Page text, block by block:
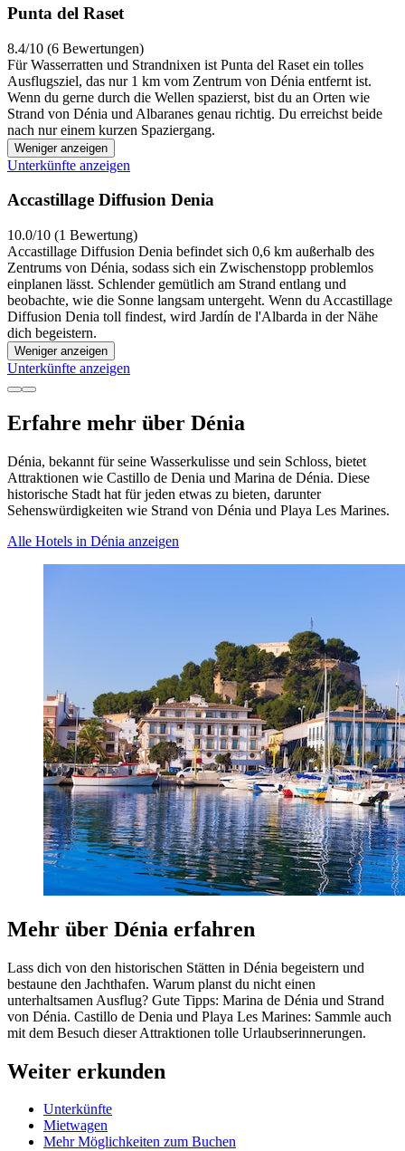
Punta del Raset
8.4/10 (6 Bewertungen)
Für Wasserratten und Strandnixen ist Punta del Raset ein tolles
Ausflugsziel, das nur 1 km vom Zentrum von Dénia entfernt ist.
Wenn du gerne durch die Wellen spazierst, bist du an Orten wie
Strand von Dénia und Albaranes genau richtig. Du erreichst beide
nach nur einem kurzen Spaziergang.
Weniger anzeigen
Unterkünfte anzeigen
Accastillage Diffusion Denia
10.0/10 (1 Bewertung)
Accastillage Diffusion Denia befindet sich 0,6 km außerhalb des
Zentrums von Dénia, sodass sich ein Zwischenstopp problemlos
einplanen lässt. Schlender gemütlich am Strand entlang und
beobachte, wie die Sonne langsam untergeht. Wenn du Accastillage
Diffusion Denia toll findest, wird Jardín de l'Albarda in der Nähe
dich begeistern.
Weniger anzeigen
Unterkünfte anzeigen
Erfahre mehr über Dénia
Dénia, bekannt für seine Wasserkulisse und sein Schloss, bietet
Attraktionen wie Castillo de Denia und Marina de Dénia. Diese
historische Stadt hat für jeden etwas zu bieten, darunter
Sehenswürdigkeiten wie Strand von Dénia und Playa Les Marines.
Alle Hotels in Dénia anzeigen
Mehr über Dénia erfahren
Lass dich von den historischen Stätten in Dénia begeistern und
bestaune den Jachthafen. Warum planst du nicht einen
unterhaltsamen Ausflug? Gute Tipps: Marina de Dénia und Strand
von Dénia. Castillo de Denia und Playa Les Marines: Sammle auch
mit dem Besuch dieser Attraktionen tolle Urlaubserinnerungen.
Weiter erkunden
Unterkünfte
Mietwagen
Mehr Möglichkeiten zum Buchen